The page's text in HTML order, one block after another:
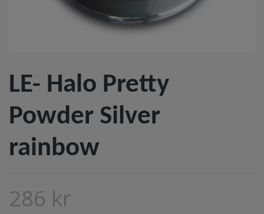
LE- Halo Pretty
Powder Silver
rainbow
286 kr